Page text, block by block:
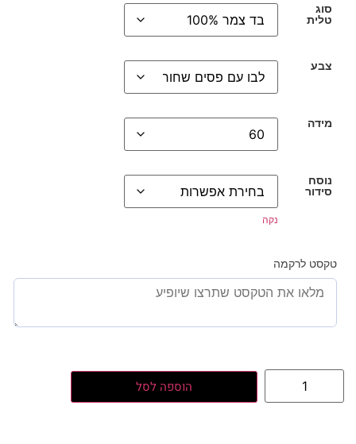
סוג
טלית
צבע
מידה
נוסח
סידור
נקה
טקסט לרקמה
הוספה לסל